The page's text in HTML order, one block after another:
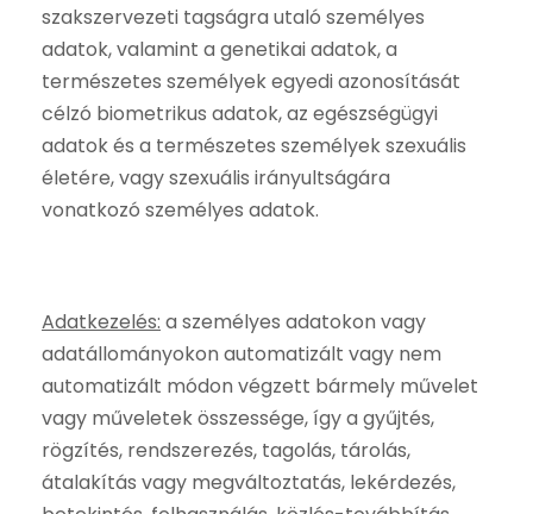
szakszervezeti tagságra utaló személyes
adatok, valamint a genetikai adatok, a
természetes személyek egyedi azonosítását
célzó biometrikus adatok, az egészségügyi
adatok és a természetes személyek szexuális
életére, vagy szexuális irányultságára
vonatkozó személyes adatok.
Adatkezelés: a személyes adatokon vagy
adatállományokon automatizált vagy nem
automatizált módon végzett bármely művelet
vagy műveletek összessége, így a gyűjtés,
rögzítés, rendszerezés, tagolás, tárolás,
átalakítás vagy megváltoztatás, lekérdezés,